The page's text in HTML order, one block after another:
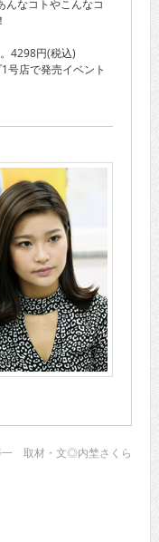
んなコトやこんなコ
4298円(税込)
店で発売イベント
取材・文◎内埜さくら